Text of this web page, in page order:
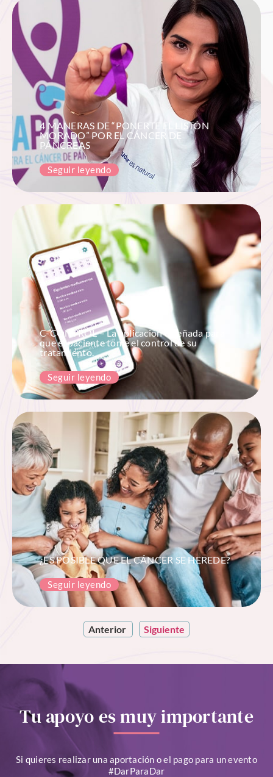
4 MANERAS DE “PONERTE EL LISTÓN
MORADO” POR EL CÁNCER DE
PÁNCREAS
Seguir leyendo
C-CONTROL – La aplicación diseñada para
que el paciente tome el control de su
tratamiento.
Seguir leyendo
¿ES POSIBLE QUE EL CÁNCER SE HEREDE?
Seguir leyendo
Anterior Siguiente
Tu apoyo es muy importante
Si quieres realizar una aportación o el pago para un evento
#DarParaDar